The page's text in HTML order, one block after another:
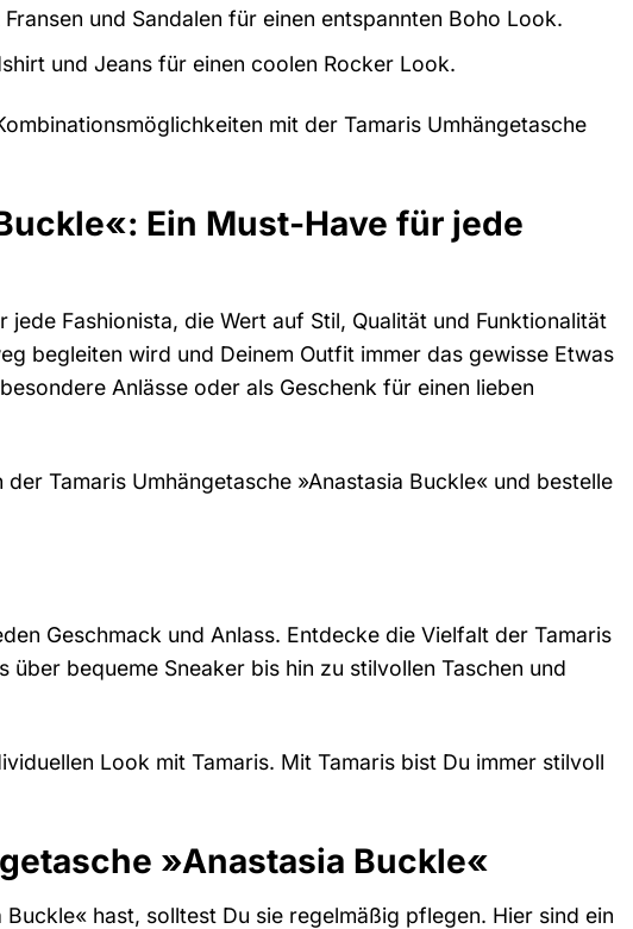
und Sandalen für einen entspannten Boho Look.
und Jeans für einen coolen Rocker Look.
mit der Tamaris Umhängetasche
Ein Must-Have für jede
Fashionista, die Wert auf Stil, Qualität und Funktionalität
begleiten wird und Deinem Outfit immer das gewisse Etwas
Anlässe oder als Geschenk für einen lieben
Tamaris Umhängetasche »Anastasia Buckle« und bestelle
Geschmack und Anlass. Entdecke die Vielfalt der Tamaris
bequeme Sneaker bis hin zu stilvollen Taschen und
Look mit Tamaris. Mit Tamaris bist Du immer stilvoll
»Anastasia Buckle«
hast, solltest Du sie regelmäßig pflegen. Hier sind ein